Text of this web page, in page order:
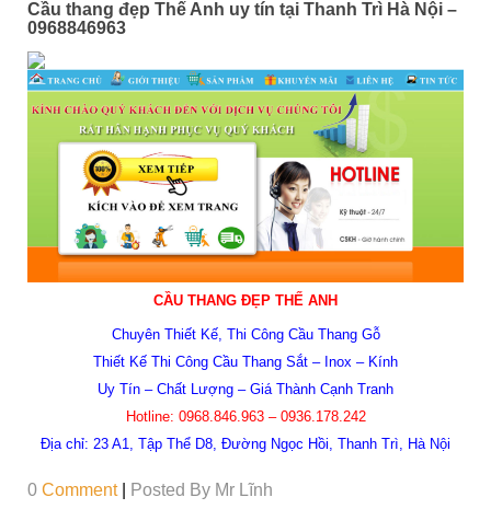
Cầu thang đẹp Thế Anh uy tín tại Thanh Trì Hà Nội –
0968846963
CẦU THANG ĐẸP THẾ ANH
Chuyên Thiết Kế, Thi Công Cầu Thang Gỗ
Thiết Kế Thi Công Cầu Thang Sắt – Inox – Kính
Uy Tín – Chất Lượng – Giá Thành Cạnh Tranh
Hotline: 0968.846.963 – 0936.178.242
Địa chỉ: 23 A1, Tập Thể D8, Đường Ngọc Hồi, Thanh Trì, Hà Nội
0 Comment Posted By Mr Lĩnh